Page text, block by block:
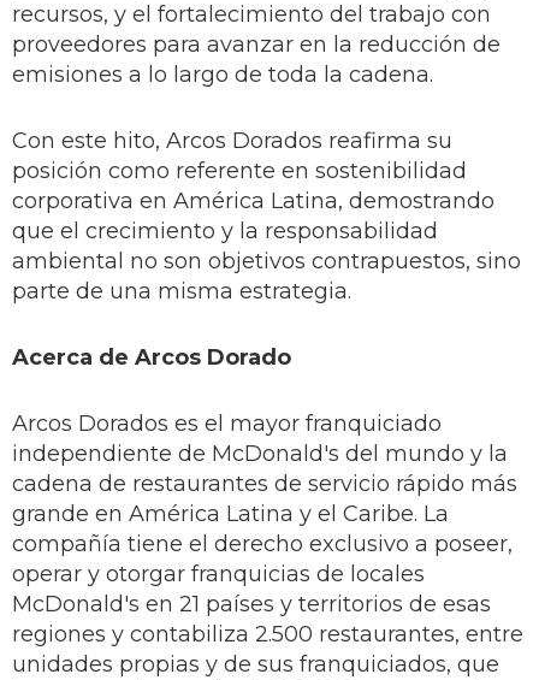
recursos, y el fortalecimiento del trabajo con
proveedores para avanzar en la reducción de
emisiones a lo largo de toda la cadena.
Con este hito, Arcos Dorados reafirma su
posición como referente en sostenibilidad
corporativa en América Latina, demostrando
que el crecimiento y la responsabilidad
ambiental no son objetivos contrapuestos, sino
parte de una misma estrategia.
Acerca de Arcos Dorado
Arcos Dorados es el mayor franquiciado
independiente de McDonald's del mundo y la
cadena de restaurantes de servicio rápido más
grande en América Latina y el Caribe. La
compañía tiene el derecho exclusivo a poseer,
operar y otorgar franquicias de locales
McDonald's en 21 países y territorios de esas
regiones y contabiliza 2.500 restaurantes, entre
unidades propias y de sus franquiciados, que